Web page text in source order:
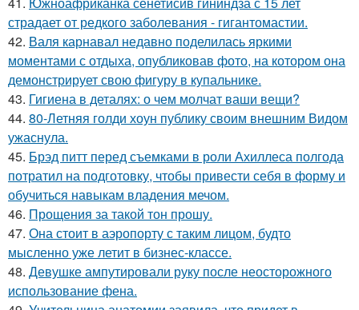
страдает от редкого заболевания - гигантомастии.
42. Валя карнавал недавно поделилась яркими
моментами с отдыха, опубликовав фото, на котором она
демонстрирует свою фигуру в купальнике.
43. Гигиена в деталях: о чем молчат ваши вещи?
44. 80-Летняя голди хоун публику своим внешним Видом
ужаснула.
45. Брэд питт перед съемками в роли Ахиллеса полгода
потратил на подготовку, чтобы привести себя в форму и
обучиться навыкам владения мечом.
46. Прощения за такой тон прошу.
47. Она стоит в аэропорту с таким лицом, будто
мысленно уже летит в бизнес-классе.
48. Девушке ампутировали руку после неосторожного
использование фена.